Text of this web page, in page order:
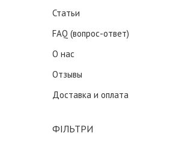
Статьи
FAQ (вопрос-ответ)
О нас
Отзывы
Доставка и оплата
ФІЛЬТРИ